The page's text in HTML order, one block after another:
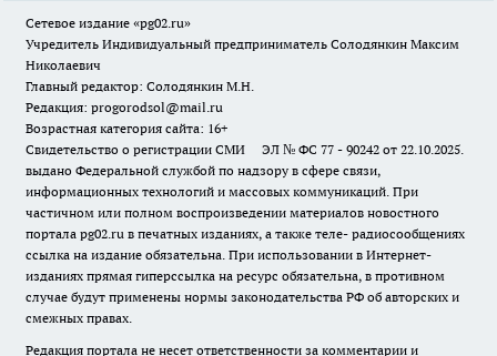
Сетевое издание «pg02.ru»
Учредитель Индивидуальный предприниматель Солодянкин Максим
Николаевич
Главный редактор: Солодянкин М.Н.
Редакция: progorodsol@mail.ru
Возрастная категория сайта: 16+
Свидетельство о регистрации СМИ ЭЛ № ФС 77 - 90242 от 22.10.2025.
выдано Федеральной службой по надзору в сфере связи,
информационных технологий и массовых коммуникаций. При
частичном или полном воспроизведении материалов новостного
портала pg02.ru в печатных изданиях, а также теле- радиосообщениях
ссылка на издание обязательна. При использовании в Интернет-
изданиях прямая гиперссылка на ресурс обязательна, в противном
случае будут применены нормы законодательства РФ об авторских и
смежных правах.
Редакция портала не несет ответственности за комментарии и